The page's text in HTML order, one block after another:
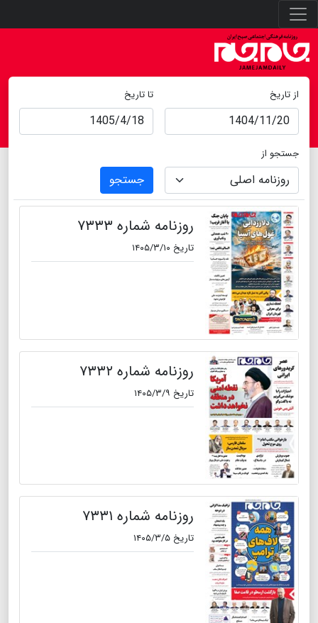
از تاریخ تا تاریخ
جستجو از
جستجو
روزنامه شماره ۷۳۳۳
تاریخ ۱۴۰۵/۳/۱۰
روزنامه شماره ۷۳۳۲
تاریخ ۱۴۰۵/۳/۹
روزنامه شماره ۷۳۳۱
تاریخ ۱۴۰۵/۳/۵